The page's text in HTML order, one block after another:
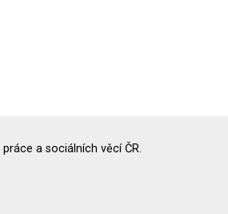
a sociálních věcí ČR.